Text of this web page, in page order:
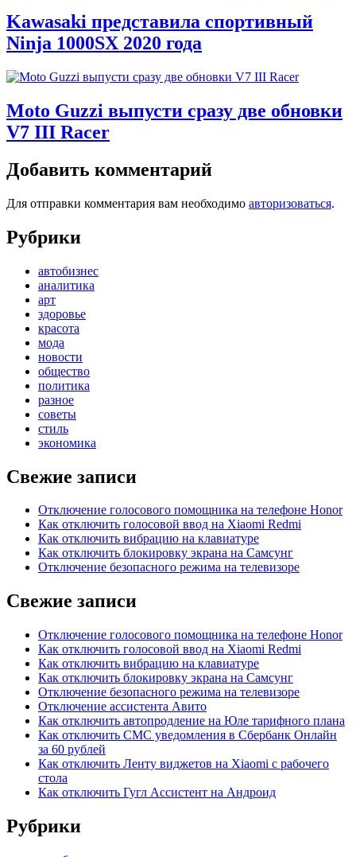
Kawasaki представила спортивный
Ninja 1000SX 2020 года
Moto Guzzi выпусти сразу две обновки
V7 III Racer
Добавить комментарий
Для отправки комментария вам необходимо авторизоваться.
Рубрики
автобизнес
аналитика
арт
здоровье
красота
мода
новости
общество
политика
разное
советы
стиль
экономика
Свежие записи
Отключение голосового помощника на телефоне Honor
Как отключить голосовой ввод на Xiaomi Redmi
Как отключить вибрацию на клавиатуре
Как отключить блокировку экрана на Самсунг
Отключение безопасного режима на телевизоре
Свежие записи
Отключение голосового помощника на телефоне Honor
Как отключить голосовой ввод на Xiaomi Redmi
Как отключить вибрацию на клавиатуре
Как отключить блокировку экрана на Самсунг
Отключение безопасного режима на телевизоре
Отключение ассистента Авито
Как отключить автопродление на Юле тарифного плана
Как отключить СМС уведомления в Сбербанк Онлайн
за 60 рублей
Как отключить Ленту виджетов на Xiaomi с рабочего
стола
Как отключить Гугл Ассистент на Андроид
Рубрики